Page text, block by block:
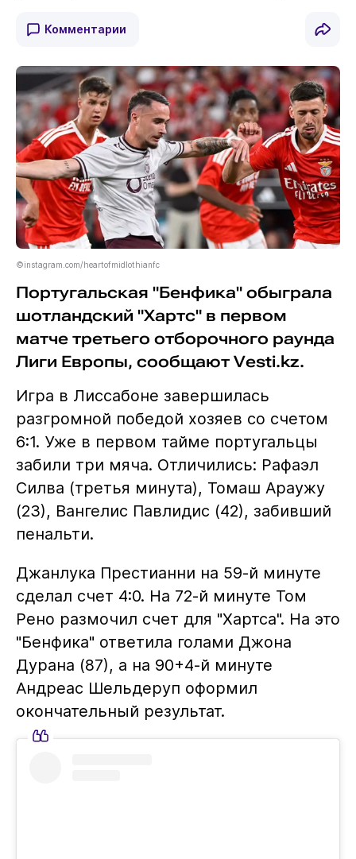
Комментарии
©instagram.com/heartofmidlothianfc
Португальская "Бенфика" обыграла
шотландский "Хартс" в первом
матче третьего отборочного раунда
Лиги Европы, сообщают Vesti.kz.
Игра в Лиссабоне завершилась
разгромной победой хозяев со счетом
6:1. Уже в первом тайме португальцы
забили три мяча. Отличились: Рафаэл
Силва (третья минута), Томаш Араужу
(23), Вангелис Павлидис (42), забивший
пенальти.
Джанлука Престианни на 59-й минуте
сделал счет 4:0. На 72-й минуте Том
Рено размочил счет для "Хартса". На это
"Бенфика" ответила голами Джона
Дурана (87), а на 90+4-й минуте
Андреас Шельдеруп оформил
окончательный результат.